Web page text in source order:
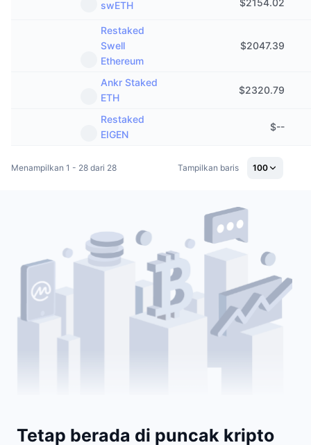
swETH $2154.02
Restaked
Swell
Ethereum
$2047.39
Ankr Staked
ETH
$2320.79
Restaked
EIGEN
$--
Menampilkan 1 - 28 dari 28 Tampilkan baris 100
Tetap berada di puncak kripto